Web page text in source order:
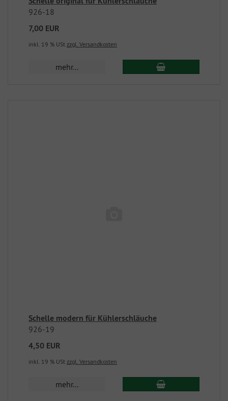
926-18
7,00 EUR
inkl. 19 % USt zzgl. Versandkosten
mehr...
Schelle modern für Kühlerschläuche
926-19
4,50 EUR
inkl. 19 % USt zzgl. Versandkosten
mehr...